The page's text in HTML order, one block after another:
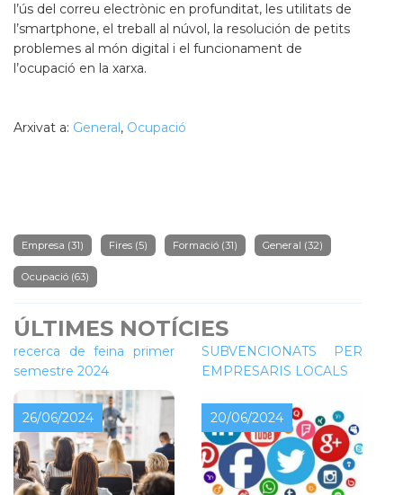
l’ús del correu electrònic en profunditat, les utilitats de
l’smartphone, el treball al núvol, la resolución de petits
problemes al món digital i el funcionament de
l’ocupació en la xarxa.
Arxivat a: General, Ocupació
Empresa (31) Fires (5) Formació (31) General (32)
Ocupació (63)
ÚLTIMES NOTÍCIES
26/06/2024
Tallers de millora per a la
recerca de feina primer
semestre 2024
20/06/2024
CURSOS
SUBVENCIONATS PER
EMPRESARIS LOCALS